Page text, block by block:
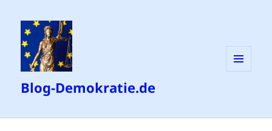
Blog-Demokratie.de